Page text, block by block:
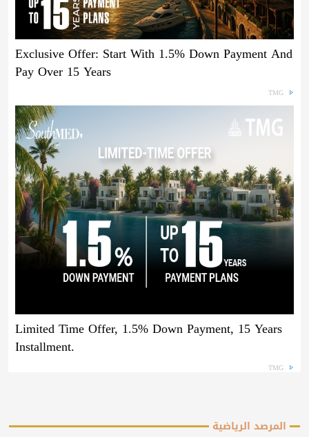
Exclusive Offer: Start With 1.5% Down Payment And
Pay Over 15 Years
TMG
Limited Time Offer, 1.5% Down Payment, 15 Years
Installment.
TMG
المرصد الرياضية